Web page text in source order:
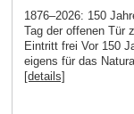
1876–2026: 150
Tag der offenen Tür
Eintritt frei Vor 150
eigens für das
[details]